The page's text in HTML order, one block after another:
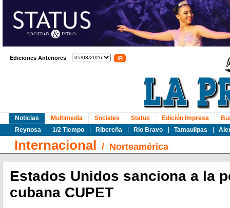
Ediciones Anteriores
Noticias
Reynosa
1/2 Tiempo Ribereña Rio Bravo Tamaulipas
Multimedia Sociales Status Edición Impresa
Internacional / Norteamérica
Estados Unidos sanciona a la
cubana CUPET